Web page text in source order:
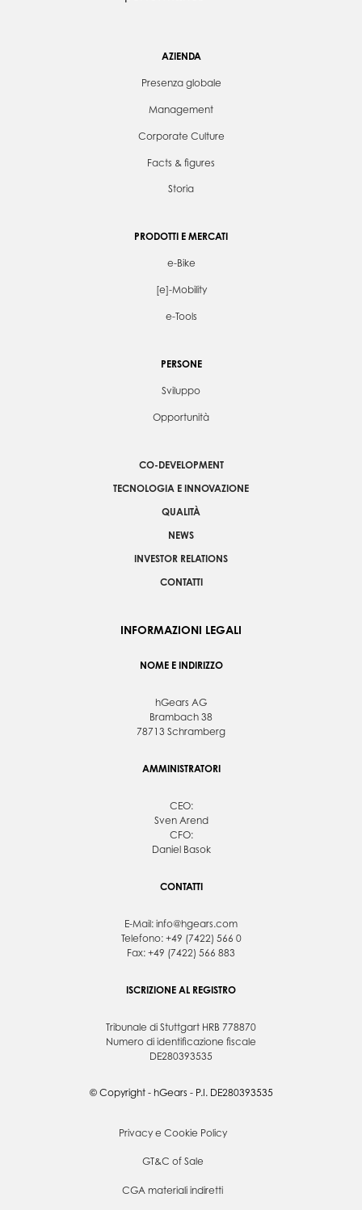
AZIENDA
Presenza globale
Management
Corporate Culture
Facts & figures
Storia
PRODOTTI E MERCATI
e-Bike
[e]-Mobility
e-Tools
PERSONE
Sviluppo
Opportunità
CO-DEVELOPMENT
TECNOLOGIA E INNOVAZIONE
QUALITÀ
NEWS
INVESTOR RELATIONS
CONTATTI
INFORMAZIONI LEGALI
NOME E INDIRIZZO
hGears AG
Brambach 38
78713 Schramberg
AMMINISTRATORI
CEO:
Sven Arend
CFO:
Daniel Basok
CONTATTI
E-Mail: info@hgears.com
Telefono: +49 (7422) 566 0
Fax: +49 (7422) 566 883
ISCRIZIONE AL REGISTRO
Tribunale di Stuttgart HRB 778870
Numero di identificazione fiscale
DE280393535
© Copyright - hGears - P.I. DE280393535
Privacy e Cookie Policy
GT&C of Sale
CGA materiali indiretti